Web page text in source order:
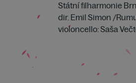
Státní filharmonie
dir. Emil Simon /
violoncello: Saša